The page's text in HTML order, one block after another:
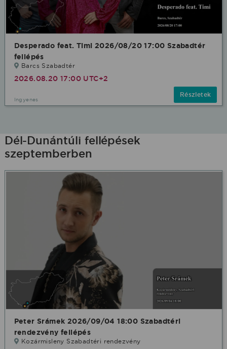
Desperado feat. Timi 2026/08/20 17:00 Szabadtér
fellépés
Barcs Szabadtér
2026.08.20 17:00 UTC+2
Ingyenes
Részletek
Dél-Dunántúli fellépések
szeptemberben
Peter Srámek 2026/09/04 18:00 Szabadtéri
rendezvény fellépés
Kozármisleny Szabadtéri rendezvény